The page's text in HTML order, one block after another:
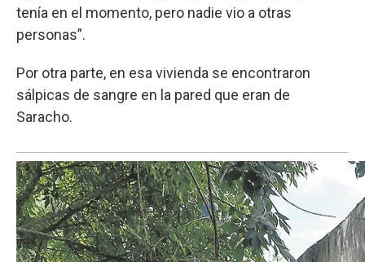
tenía en el momento, pero nadie vio a otras
personas”.
Por otra parte, en esa vivienda se encontraron
sálpicas de sangre en la pared que eran de
Saracho.